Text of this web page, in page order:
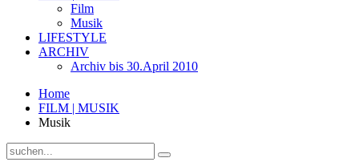
Film
Musik
LIFESTYLE
ARCHIV
Archiv bis 30.April 2010
Home
FILM | MUSIK
Musik